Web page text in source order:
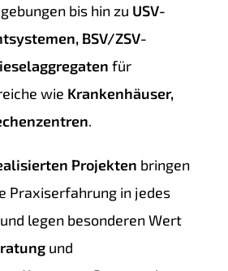
bis hin zu USV-
BSV/ZSV-
für
wie Krankenhäuser,
.
Projekten bringen
Praxiserfahrung in jedes
legen besonderen Wert
und